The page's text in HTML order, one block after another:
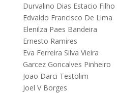
Durvalino Dias Estacio Filho
Edvaldo Francisco De Lima
Elenilza Paes Bandeira
Ernesto Ramires
Eva Ferreira Silva Vieira
Garcez Goncalves Pinheiro
Joao Darci Testolim
Joel V Borges